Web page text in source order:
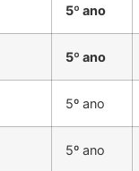
5º ano
5º ano
5º ano
5º ano